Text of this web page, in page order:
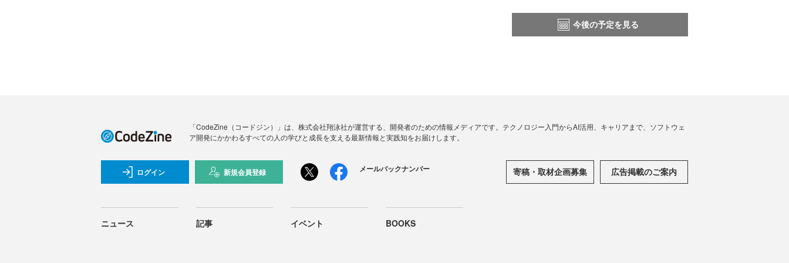
今後の予定を見る
「CodeZine（コードジン）」は、株式会社翔泳社が運営する、開発者のための情報メディアです。テクノロジー入門からAI活用、キャリアまで、ソフトウェ
ア開発にかかわるすべての人の学びと成長を支える最新情報と実践知をお届けします。
ログイン 新規会員登録 メールバックナンバー 寄稿・取材企画募集 広告掲載のご案内
ニュース 記事 イベント BOOKS